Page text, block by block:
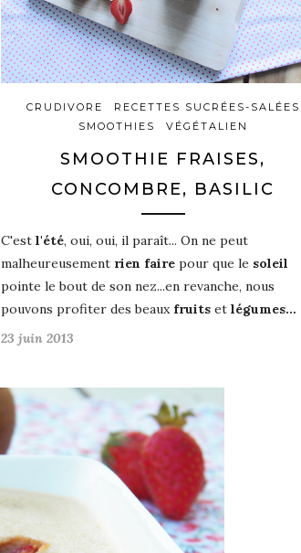
CRUDIVORE
RECETTES SUCRÉES-SALÉES
SMOOTHIES
VÉGÉTALIEN
SMOOTHIE FRAISES,
CONCOMBRE, BASILIC
C'est l'été, oui, oui, il paraît... On ne peut
malheureusement rien faire pour que le soleil
pointe le bout de son nez...en revanche, nous
pouvons profiter des beauxfruits et légumes…
23 juin 2013